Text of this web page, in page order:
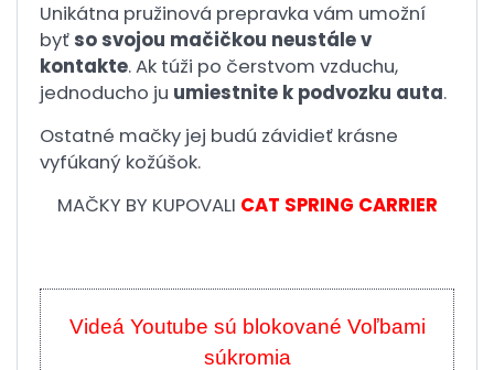
Unikátna pružinová prepravka vám umožní
byťso svojou mačičkou neustále v
kontakte. Ak túži po čerstvom vzduchu,
jednoducho ju umiestnite k podvozku auta.
Ostatné mačky jej budú závidieť krásne
vyfúkaný kožúšok.
MAČKY BY KUPOVALI CAT SPRING CARRIER
Videá Youtube sú blokované Voľbami
súkromia